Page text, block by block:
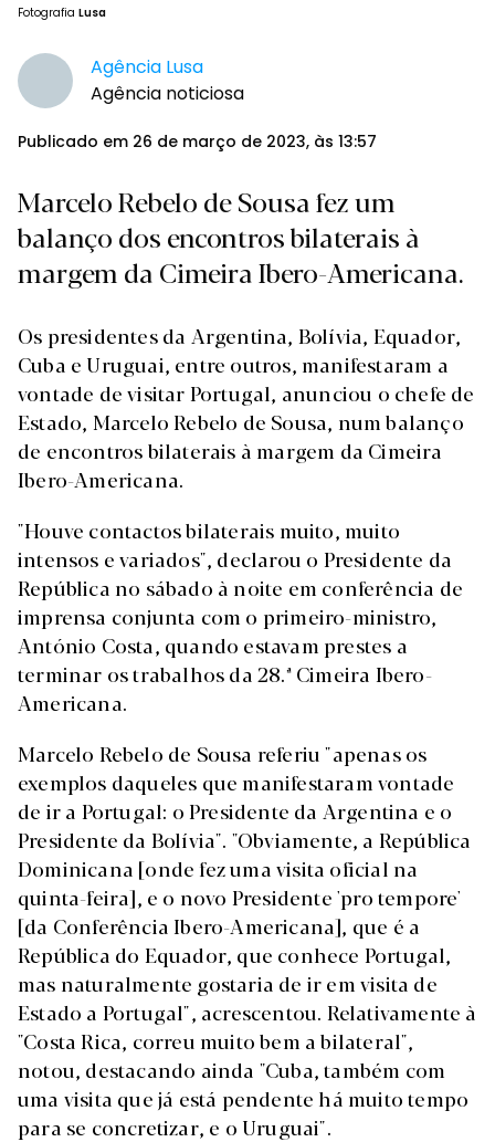
Fotografia Lusa
Agência Lusa
Agência noticiosa
Publicado em 26 de março de 2023, às 13:57
Marcelo Rebelo de Sousa fez um
balanço dos encontros bilaterais à
margem da Cimeira Ibero-Americana.
Os presidentes da Argentina, Bolívia, Equador,
Cuba e Uruguai, entre outros, manifestaram a
vontade de visitar Portugal, anunciou o chefe de
Estado, Marcelo Rebelo de Sousa, num balanço
de encontros bilaterais à margem da Cimeira
Ibero-Americana.
"Houve contactos bilaterais muito, muito
intensos e variados", declarou o Presidente da
República no sábado à noite em conferência de
imprensa conjunta com o primeiro-ministro,
António Costa, quando estavam prestes a
terminar os trabalhos da 28.ª Cimeira Ibero-
Americana.
Marcelo Rebelo de Sousa referiu "apenas os
exemplos daqueles que manifestaram vontade
de ir a Portugal: o Presidente da Argentina e o
Presidente da Bolívia". "Obviamente, a República
Dominicana [onde fez uma visita oficial na
quinta-feira], e o novo Presidente 'pro tempore'
[da Conferência Ibero-Americana], que é a
República do Equador, que conhece Portugal,
mas naturalmente gostaria de ir em visita de
Estado a Portugal", acrescentou. Relativamente à
"Costa Rica, correu muito bem a bilateral",
notou, destacando ainda "Cuba, também com
uma visita que já está pendente há muito tempo
para se concretizar, e o Uruguai".